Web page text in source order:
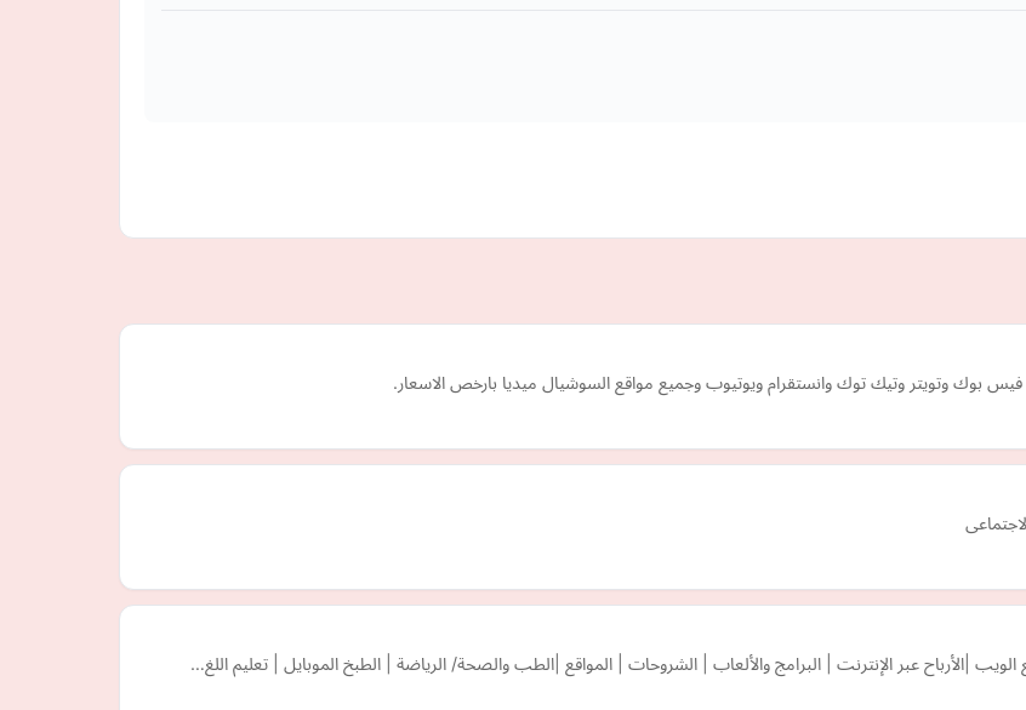
فيس بوك وتويتر وتيك توك وانستقرام ويوتيوب وجميع مواقع السوشيال ميديا بارخص الاسعار.
|الأرباح عبر الإنترنت | البرامج والألعاب | الشروحات | المواقع |الطب والصحة/ الرياضة | الطبخ الموبايل | تعليم اللغ…